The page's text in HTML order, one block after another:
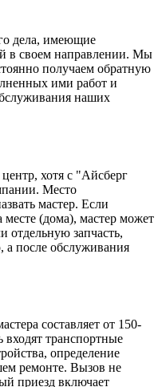
дела, имеющие
в своем направлении. Мы
получаем обратную
ими работ и
наших
хотя с "Айсберг
Место
мастер. Если
(дома), мастер может
отдельную запчасть,
после обслуживания
составляет от 150-
входят транспортные
определение
ремонте. Вызов не
приезд включает